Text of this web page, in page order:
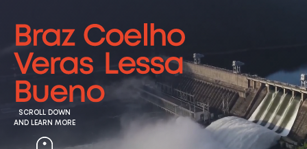
SCROLL DOWN
AND LEARN MORE